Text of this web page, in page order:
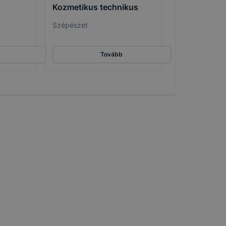
Kozmetikus technikus
Szépészet
Tovább
és
honlap a